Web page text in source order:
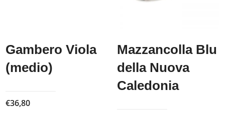
Gambero Viola
(medio)
€36,80
Mazzancolla Blu
della Nuova
Caledonia